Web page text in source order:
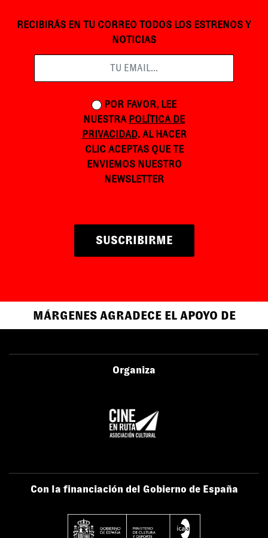
RECIBIRÁS EN TU CORREO TODOS LOS ESTRENOS Y
NOTICIAS
POR FAVOR, LEE
NUESTRA POLÍTICA DE
PRIVACIDAD. AL HACER
CLIC ACEPTAS QUE TE
ENVIEMOS NUESTRO
NEWSLETTER
SUSCRIBIRME
MÁRGENES AGRADECE EL APOYO DE
Organiza
Con la financiación del Gobierno de España